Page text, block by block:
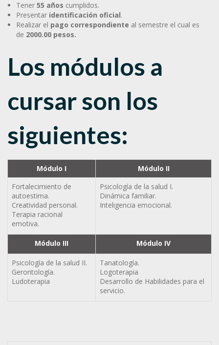
Tener 55 años cumplidos.
Presentar identificación oficial.
Realizar el pago correspondiente al semestre el cual es
de 2000.00 pesos.
Los módulos a
cursar son los
siguientes:
Módulo I
Módulo II
Fortalecimiento de
autoestima.
Creatividad personal.
Terapia racional
emotiva.
Psicología de la salud I.
Dinámica familiar.
Inteligencia emocional.
Módulo III Módulo IV
Psicología de la salud II.
Gerontología.
Ludoterapia
Tanatología.
Logoterapia
Desarrollo de Habilidades para el
servicio.